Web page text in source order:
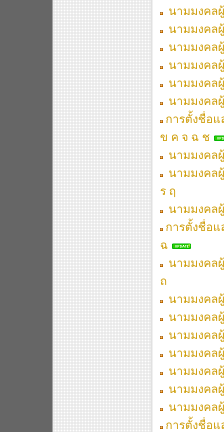
นามมงคล
นามมงคล
นามมงคล
นามมงคล
นามมงคล
นามมงคล
การตั้งชื่อแ
ข ค จ ฉ ช
นามมงคล
นามมงคล
ร ฤ
นามมงคล
การตั้งชื่อแ
ฉ
นามมงคล
ถ
นามมงคล
นามมงคล
นามมงคล
นามมงคล
นามมงคล
นามมงคล
นามมงคล
การตั้งชื่อ